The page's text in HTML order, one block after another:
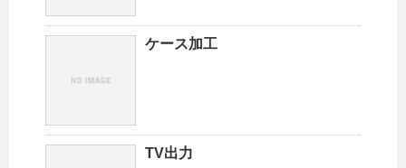
ケース加工
TV出力